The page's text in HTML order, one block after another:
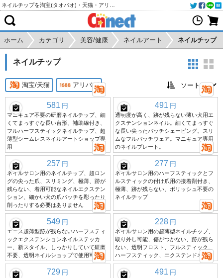
ホーム カテゴリ 美容/健康 ネイルアート ネイルチップ
ネイルチップ
淘宝/天猫 アリババ
581 円
マニキュア不要の研磨ネイルチップ、細
くてまっすぐな長い台形、補助線付き、
フルハーフスティックネイルチップ、超
薄型シームレスネイルアートショップ専
用
491 円
透明度が高く、跡が残らない薄い犬用エ
クステンションネイル。細くてまっすぐ
な長い尖ったパッチシェーピング。スリ
ムなフルパッチウェア。マニキュア専用
のネイルプレート。
257 円
ネイルサロン用のネイルチップ、超ロン
グの尖った爪、スリミング、極薄、跡が
残らない、着用可能なネイルエクステン
ション、細かい犬の爪パッチを彫ったり
削ったりする必要はありません
277 円
ネイルサロン用のハーフスティックとフ
ルスティックの付け爪用の接着剤付き、
極薄、跡が残らない、ポリッシュ不要の
ネイルチップ
549 円
エニス超薄型跡が残らないハーフスティ
ックエクステンションネイルステッカ
ー、新スタイル、しっかりしていて研磨
不要、透明ネイルショップで使用可能
228 円
ネイルサロン用の超薄型ネイルチップ、
取り外し可能、傷がつかない、跡が残ら
ない、透明フロスト、フルスティック、
ハーフスティック、エクステンドネイル
729 円 491 円